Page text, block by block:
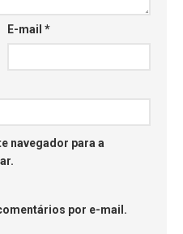
E-mail*
navegador para a
por e-mail.